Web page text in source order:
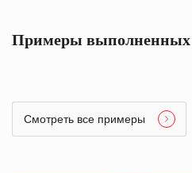
Примеры выполненных
Смотреть все примеры